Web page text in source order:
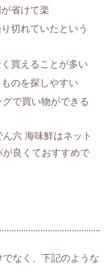
省けて楽
切れていたという
買えることが多い
のを探しやすい
で買い物ができる
六 海味鮮はネット
良くておすすめで
なく、下記のような